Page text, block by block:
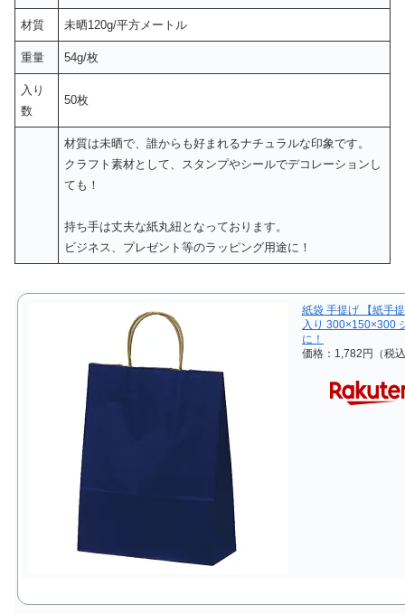
材質 未晒120g/平方メートル
重量 54g/枚
入り
数
50枚
材質は未晒で、誰からも好まれるナチュラルな印象です。
クラフト素材として、スタンプやシールでデコレーションし
ても！
持ち手は丈夫な紙丸紐となっております。
ビジネス、プレゼント等のラッピング用途に！
紙袋 手提げ 【紙手
入り 300×150×300
に！
価格：1,782円（税